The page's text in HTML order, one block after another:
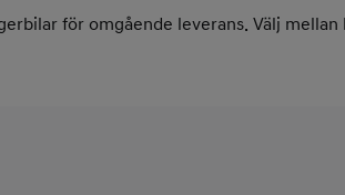
för omgående leverans. Välj mellan